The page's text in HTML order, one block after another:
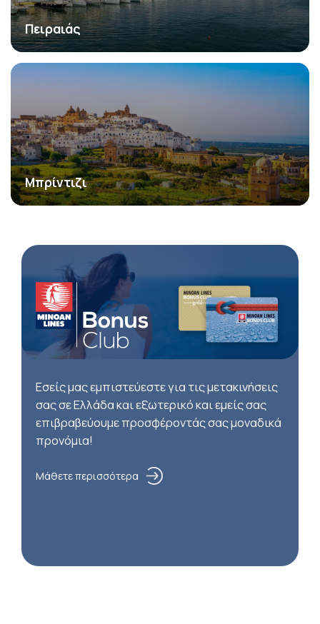
Πειραιάς
Μπρίντιζι
Εσείς μας εμπιστεύεστε για τις μετακινήσεις
σας σε Ελλάδα και εξωτερικό και εμείς σας
επιβραβεύουμε προσφέροντάς σας μοναδικά
προνόμια!
Μάθετε περισσότερα